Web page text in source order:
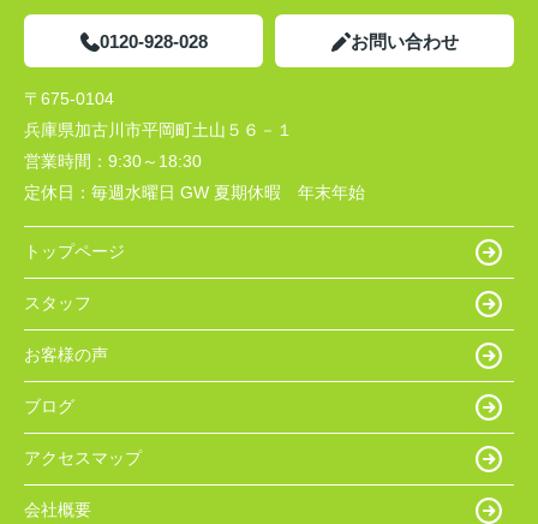
0120-928-028 お問い合わせ
〒675-0104
兵庫県加古川市平岡町土山５６－１
営業時間： 9:30～18:30
定休日： 毎週水曜日 GW 夏期休暇 年末年始
トップページ
スタッフ
お客様の声
ブログ
アクセスマップ
会社概要